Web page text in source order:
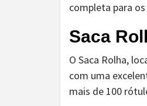
completa para
Saca
O Saca Rolha,
com uma
mais de 100